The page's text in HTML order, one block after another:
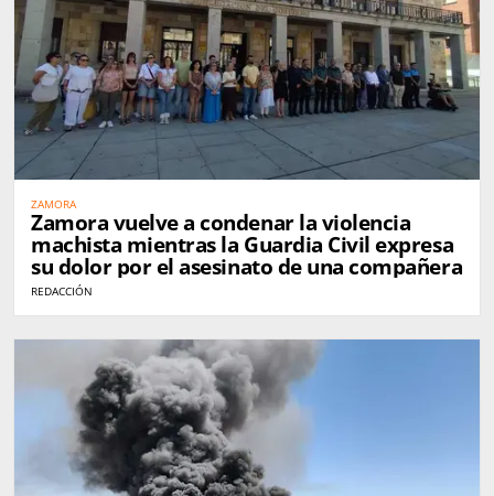
ZAMORA
Zamora vuelve a condenar la violencia
machista mientras la Guardia Civil expresa
su dolor por el asesinato de una compañera
REDACCIÓN